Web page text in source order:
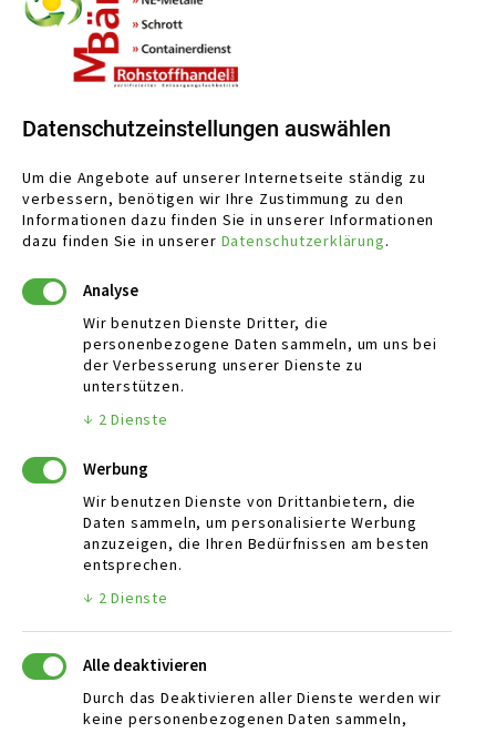
KONTAKT
Schlattwiesen 16
72131 Ofterdingen, Germany
Telefon: 07473 / 378 278- 0
Email:
ÖFFNUNGSZEITEN
Sa:
WEITERE LINKS
Datenschutzeinstellungen auswählen
Um die Angebote auf unserer Internetseite ständig zu
verbessern, benötigen wir Ihre Zustimmung zu den
Informationen dazu finden Sie in unserer Informationen
dazu finden Sie in unserer Datenschutzerklärung.
Analyse
Wir benutzen Dienste Dritter, die
personenbezogene Daten sammeln, um uns bei
der Verbesserung unserer Dienste zu
unterstützen.
↓ 2 Dienste
Werbung
Wir benutzen Dienste von Drittanbietern, die
Daten sammeln, um personalisierte Werbung
anzuzeigen, die Ihren Bedürfnissen am besten
entsprechen.
↓ 2 Dienste
Alle deaktivieren
Durch das Deaktivieren aller Dienste werden wir
keine personenbezogenen Daten sammeln,